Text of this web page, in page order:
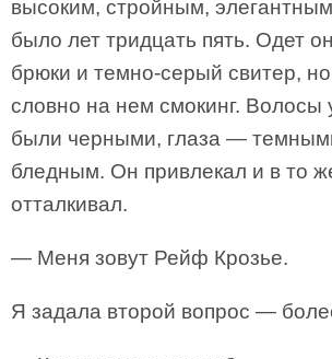
высоким, стройным,
было лет тридцать пять. Одет
брюки и темно-серый свитер,
словно на нем смокинг. Волосы
были черными, глаза —
бледным. Он привлекал и в то
отталкивал.
— Меня зовут Рейф Крозье.
Я задала второй вопрос —